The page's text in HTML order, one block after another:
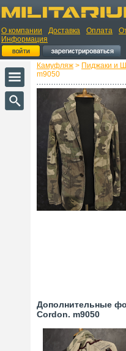
О компании Доставка Оплата
Информация
Камуфляж > Пиджаки и
m9050
Дополнительные
Cordon. m9050